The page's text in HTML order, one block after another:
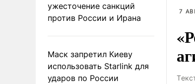
ужесточение санкций
против России и Ирана
Маск запретил Киеву
использовать Starlink для
ударов по России
7